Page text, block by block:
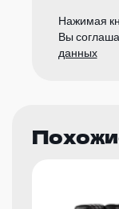
Нажимая
Вы
данных